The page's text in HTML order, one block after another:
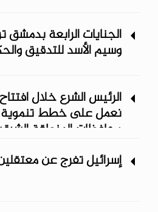
الجنايات الرابعة بدمشق
وسيم الأسد للتدقيق والحكم في
الرئيس الشرع خلال
نعمل على خطط
محافظات المنطقة
إسرائيل تفرج عن